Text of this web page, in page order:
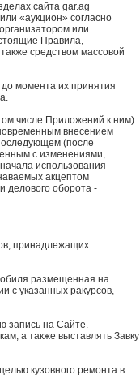
сайта gar.ag
«аукцион» согласно
или
Правила,
средством массовой
момента их принятия
числе Приложений к ним)
внесением
(после
с изменениями,
использования
акцептом
делового оборота -
принадлежащих
размещенная на
с указанных ракурсов,
запись на Сайте.
а также выставлять Завку
кузовного ремонта в